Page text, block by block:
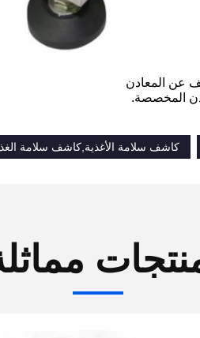
عن المعادن
المخصصة.
كاشف سلامة الأغذية,كاشف سلامة